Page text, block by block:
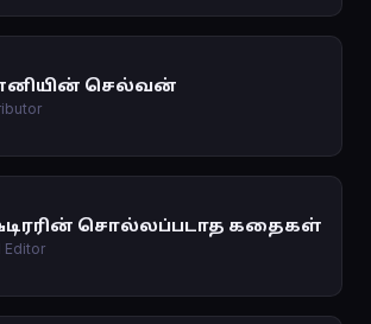
செல்வன்
சொல்லப்படாத கதைகள்
Editor